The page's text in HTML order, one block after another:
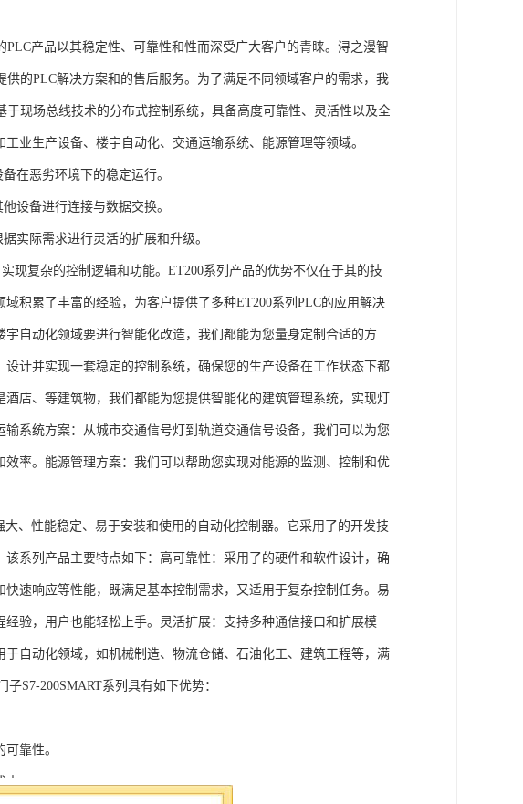
产品以其稳定性、可靠性和性而深受广大客户的青睐。浔之漫智
的PLC解决方案和的售后服务。为了满足不同领域客户的需求，我
现场总线技术的分布式控制系统，具备高度可靠性、灵活性以及全
业生产设备、楼宇自动化、交通运输系统、能源管理等领域。
在恶劣环境下的稳定运行。
设备进行连接与数据交换。
实际需求进行灵活的扩展和升级。
现复杂的控制逻辑和功能。ET200系列产品的优势不仅在于其的技
积累了丰富的经验，为客户提供了多种ET200系列PLC的应用解决
自动化领域要进行智能化改造，我们都能为您量身定制合适的方
计并实现一套稳定的控制系统，确保您的生产设备在工作状态下都
店、等建筑物，我们都能为您提供智能化的建筑管理系统，实现灯
系统方案：从城市交通信号灯到轨道交通信号设备，我们可以为您
率。能源管理方案：我们可以帮助您实现对能源的监测、控制和优
性能稳定、易于安装和使用的自动化控制器。它采用了的开发技
系列产品主要特点如下：高可靠性：采用了的硬件和软件设计，确
速响应等性能，既满足基本控制需求，又适用于复杂控制任务。易
验，用户也能轻松上手。灵活扩展：支持多种通信接口和扩展模
自动化领域，如机械制造、物流仓储、石油化工、建筑工程等，满
S7-200SMART系列具有如下优势：
靠性。
本。